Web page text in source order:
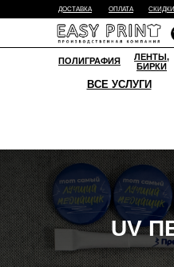
ВСЕ УСЛУГИ
ЛЕНТЫ,
БИРКИ
ПОЛИГРАФИЯ
ДОСТАВКА ОПЛАТА СКИДКИ
UV